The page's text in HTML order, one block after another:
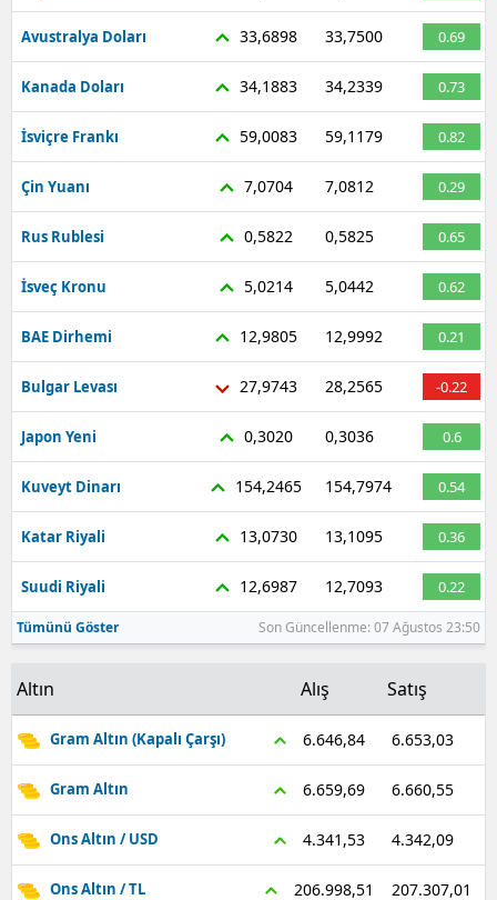
İzmir
Kastamonu
Kayseri
Kırklareli
Kocaeli
Konya
Kütahya
Malatya
Manisa
Kahramanmaraş
Muğla
Nevşehir
Niğde
Ordu
Rize
Sakarya
Avustralya Doları 33,6898 33,7500 0.69
Kanada Doları 34,1883 34,2339 0.73
İsviçre Frankı 59,0083 59,1179 0.82
Çin Yuanı 7,0704 7,0812 0.29
Rus Rublesi 0,5822 0,5825 0.65
İsveç Kronu 5,0214 5,0442 0.62
BAE Dirhemi 12,9805 12,9992 0.21
Bulgar Levası 27,9743 28,2565 -0.22
Japon Yeni 0,3020 0,3036 0.6
Kuveyt Dinarı 154,2465 154,7974 0.54
Katar Riyali 13,0730 13,1095 0.36
Suudi Riyali 12,6987 12,7093 0.22
Tümünü Göster Son Güncellenme: 07 Ağustos 23:50
Altın Alış Satış
Gram Altın (Kapalı Çarşı) 6.646,84 6.653,03
Gram Altın 6.659,69 6.660,55
Ons Altın / USD 4.341,53 4.342,09
Ons Altın / TL 206.998,51 207.307,01